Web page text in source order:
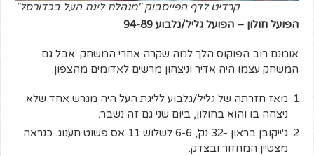
קרדיט לדף הפייסבוק "מנהלת ליגת העל בכדורסל"
הפועל חולון – הפועל גליל/גלבוע 94-89
אומנם רוב הפוקוס הלך למה שקרה אחרי המשחק. אבל גם
המשחק עצמו היה אדיר וניצחון מרשים לאדומים מהצפון.
מאז חזרתה של גליל/גלבוע לליגת העל היה מגרש אחד שלא
ניצחה בו והוא בחולון, ביום שני גם זה נשבר.
ג'ייקובן בראון -32 נק', 6-6 לשלוש 11 אס פשוט תענוג. כנראה
מצטיין המחזור ובצדק.